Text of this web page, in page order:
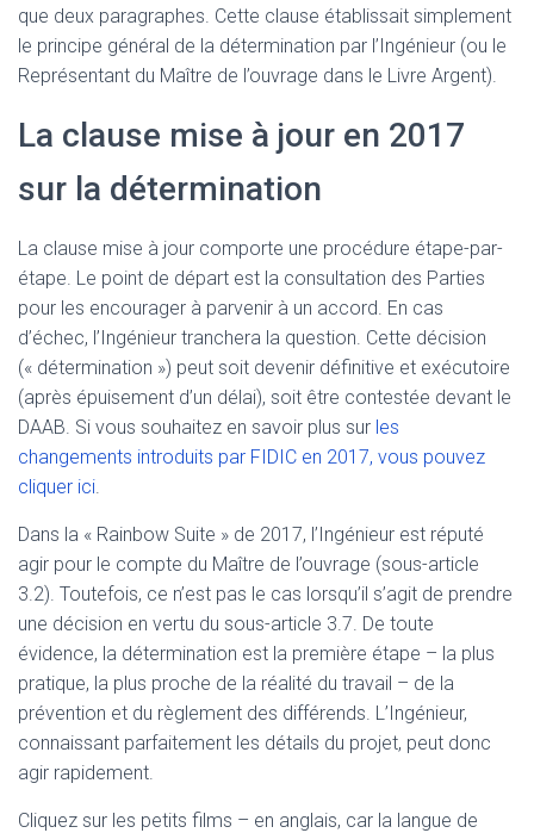
que deux paragraphes. Cette clause établissait simplement
le principe général de la détermination par l’Ingénieur (ou le
Représentant du Maître de l’ouvrage dans le Livre Argent).
La clause mise à jour en 2017
sur la détermination
La clause mise à jour comporte une procédure étape-par-
étape. Le point de départ est la consultation des Parties
pour les encourager à parvenir à un accord. En cas
d’échec, l’Ingénieur tranchera la question. Cette décision
(« détermination ») peut soit devenir définitive et exécutoire
(après épuisement d’un délai), soit être contestée devant le
DAAB. Si vous souhaitez en savoir plus sur les
changements introduits par FIDIC en 2017, vous pouvez
cliquer ici.
Dans la « Rainbow Suite » de 2017, l’Ingénieur est réputé
agir pour le compte du Maître de l’ouvrage (sous-article
3.2). Toutefois, ce n’est pas le cas lorsqu’il s’agit de prendre
une décision en vertu du sous-article 3.7. De toute
évidence, la détermination est la première étape – la plus
pratique, la plus proche de la réalité du travail – de la
prévention et du règlement des différends. L’Ingénieur,
connaissant parfaitement les détails du projet, peut donc
agir rapidement.
Cliquez sur les petits films – en anglais, car la langue de